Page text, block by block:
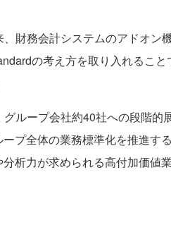
財務会計システムのアドオン
の考え方を取り入れるこ
ループ会社約40社への段階的
プ全体の業務標準化を推進す
析力が求められる高付加価値